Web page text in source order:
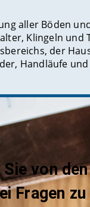
aller Böden
Klingeln und
der
Handläufe
Sie von
Fragen